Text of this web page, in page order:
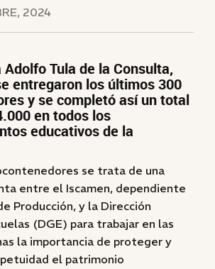
2024
Adolfo Tula de la Consulta,
entregaron los últimos 300
y se completó así un total
en todos los
educativos de la
se trata de una
entre el Iscamen, dependiente
Producción, y la Dirección
(DGE) para trabajar en las
la importancia de proteger y
el patrimonio